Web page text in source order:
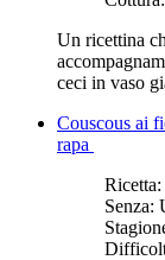
Un ricettina
ceci in vaso
Couscous ai
rapa
Ricetta:
Senza: